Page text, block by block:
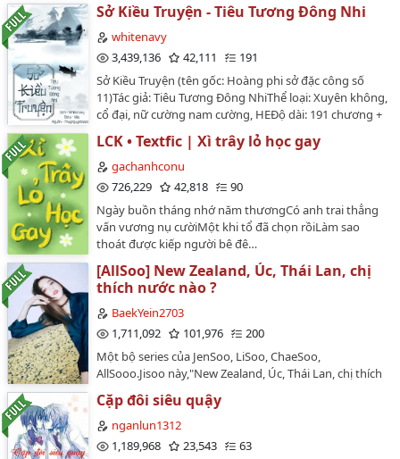
#17
#19
#20
#21
#22
#23
#24
#25
#26
#27
#28
#29
#30
Sở Kiều Truyện - Tiêu Tương Đông Nhi
whitenavy
3,439,136
42,111
191
Sở Kiều Truyện (tên gốc: Hoàng phi sở đặc công số
11)Tác giả: Tiêu Tương Đông NhiThể loại: Xuyên không,
cổ đại, nữ cường nam cường, HEĐộ dài: 191 chương +
13 ngoại truyệnChuyển ngữ: whitenavyBeta:
NâuNguồn: thuynguyetdai.com[Nội dung giản lược]Từ
một đặc công trong sở tình báo trở thành một nô lệ
thời phong kiến.Từ một nô lệ thời phong kiến trở
lục.Nhưng đằng sau những biến chuyển của người
con gái ấy luôn có sự hiện diện của ba người.Một
người cùng nàng kề vai sát cánh, chia ngọt sẻ bùi suốt
bao tháng năm gian khổ.Một người cao ngạo, cố chấp,
nhưng luôn thấu hiểu và cảm thông.Còn một người lại
đãng.Bị cuốn trong vòng xoáy của những mưu mô,
tranh đoạt, quyền lực và thù hận, không ai biết số
phận mình sẽ đi đâu về đâu, nhưng có một điều đứng
vững trong trái tim của Sở Kiều: nàng sẽ luôn trung
thành với tín ngưỡng của bản thân mình.…
LCK • Textfic | Xì trây lỏ học gay
gachanhconu
726,229
42,818
90
Ngày buồn tháng nhớ năm thươngCó anh trai thẳng
vấn vương nụ cườiMột khi tổ đã chọn rồiLàm sao
thoát được kiếp người bê đê…
[AllSoo] New Zealand, Úc, Thái Lan, chị
thích nước nào ?
BaekYein2703
1,711,092
101,976
200
Một bộ series của JenSoo, LiSoo, ChaeSoo,
AllSooo.Jisoo này,"New Zealand, Úc, Thái Lan, chị thích
Cặp đôi siêu quậy
nganlun1312
1,189,968
23,543
63